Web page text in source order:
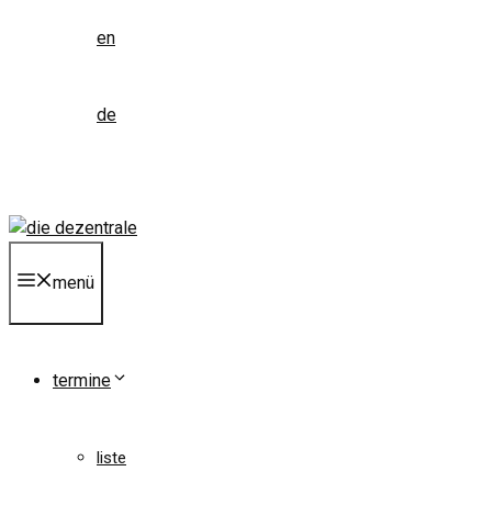
en
de
menü
termine
liste